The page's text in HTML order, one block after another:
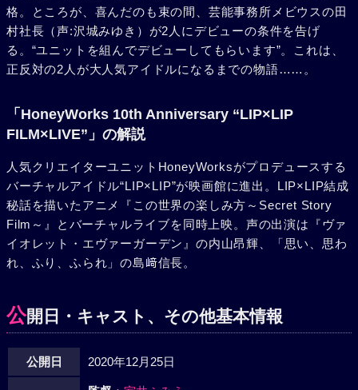
格。ところが、喜んだのも束の間、芸能事務所メビウスの田
村社長（声:沢城みゆき）が2人にデビューの条件を告げ
る。“ユニットを組んでデビューしてもらいます”。これは、
正反対の2人が大人気アイドルになるまでの物語……。
「HoneyWorks 10th Anniversary “LIP×LIP
FILM×LIVE”」の解説
人気クリエイターユニットHoneyWorksがプロデュースする
バーチャルアイドル“LIP×LIP”が映画館に進出。LIP×LIP結成
秘話を描いたアニメ『この世界の楽しみ方～Secret Story
Film～』とバーチャルライブを同時上映。声の出演は『ヴァ
イオレット・エヴァーガーデン』の内山昂輝、「思い、思わ
れ、ふり、ふられ」の島﨑信長。
公開日・キャスト、その他基本情報
公開日 2020年12月25日